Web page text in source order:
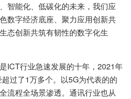
智能化、低碳化的未来，我们应
数字经济底座、聚力应用创新共
态创新共筑有韧性的数字化生
ICT行业急速发展的十年，2021年
过了1万多个。以5G为代表的的
流程全场景渗透。通讯行业也从